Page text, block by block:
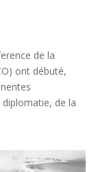
de la
ont débuté,
de la